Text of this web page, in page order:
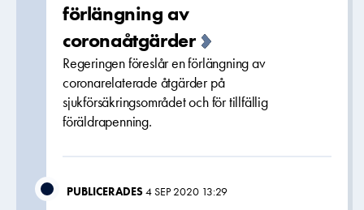
förlängning av
coronaåtgärder
Regeringen föreslår en förlängning av
coronarelaterade åtgärder på
sjukförsäkringsområdet och för tillfällig
föräldrapenning.
PUBLICERADES4 SEP 2020 13:29